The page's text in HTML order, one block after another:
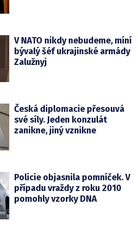
V NATO nikdy nebudeme, míní
bývalý šéf ukrajinské armády
Zalužnyj
Česká diplomacie přesouvá
své síly. Jeden konzulát
zanikne, jiný vznikne
Policie objasnila pomníček. V
případu vraždy z roku 2010
pomohly vzorky DNA